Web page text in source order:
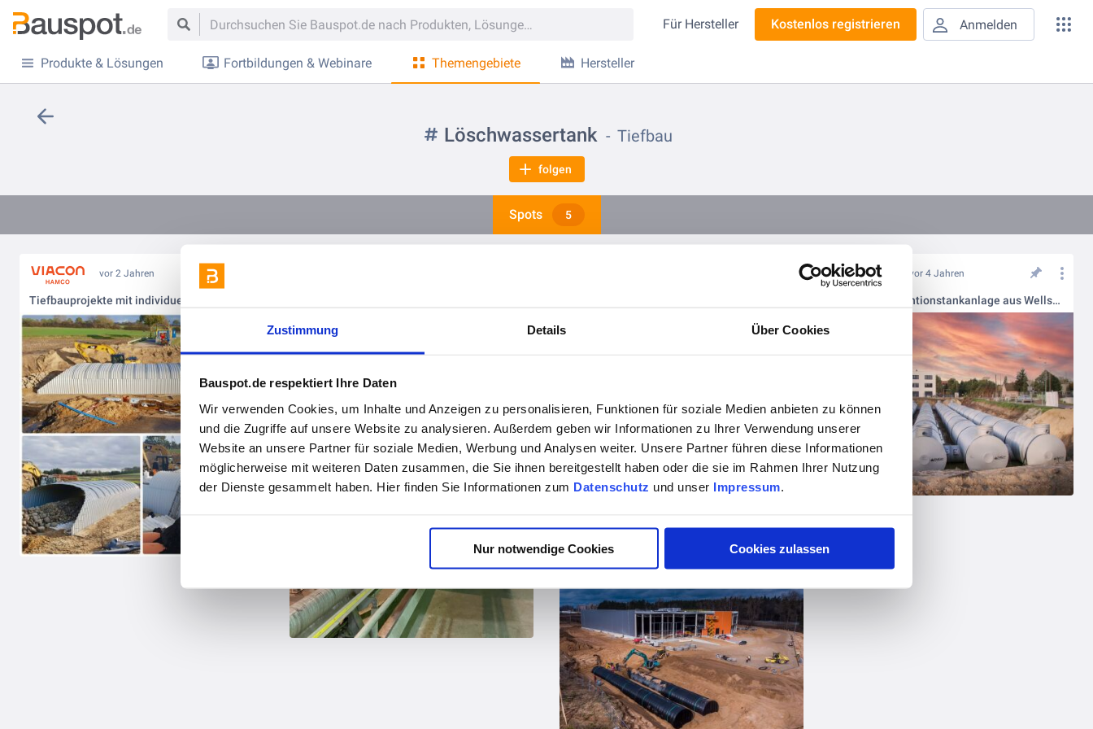
Zustimmung Details Über Cookies
Bauspot.de respektiert Ihre Daten
Wir verwenden Cookies, um Inhalte und Anzeigen zu personalisieren, Funktionen für soziale Medien anbieten zu können
und die Zugriffe auf unsere Website zu analysieren. Außerdem geben wir Informationen zu Ihrer Verwendung unserer
Website an unsere Partner für soziale Medien, Werbung und Analysen weiter. Unsere Partner führen diese Informationen
möglicherweise mit weiteren Daten zusammen, die Sie ihnen bereitgestellt haben oder die sie im Rahmen Ihrer Nutzung
der Dienste gesammelt haben. Hier finden Sie Informationen zum Datenschutz und unser Impressum.
Nur notwendige Cookies Cookies zulassen
Für Hersteller Kostenlos registrieren Anmelden
Produkte & Lösungen Fortbildungen & Webinare Themengebiete Hersteller
Löschwassertank Tiefbau
folgen
Spots 5
vor 2 Jahren
Tiefbauprojekte mit individuellem Design
vor 4 Jahren
1.200m³ Retentionstankanlage aus Wellstahl
vor 4 Jahren
Regenwassermanagement mit Wellstahl